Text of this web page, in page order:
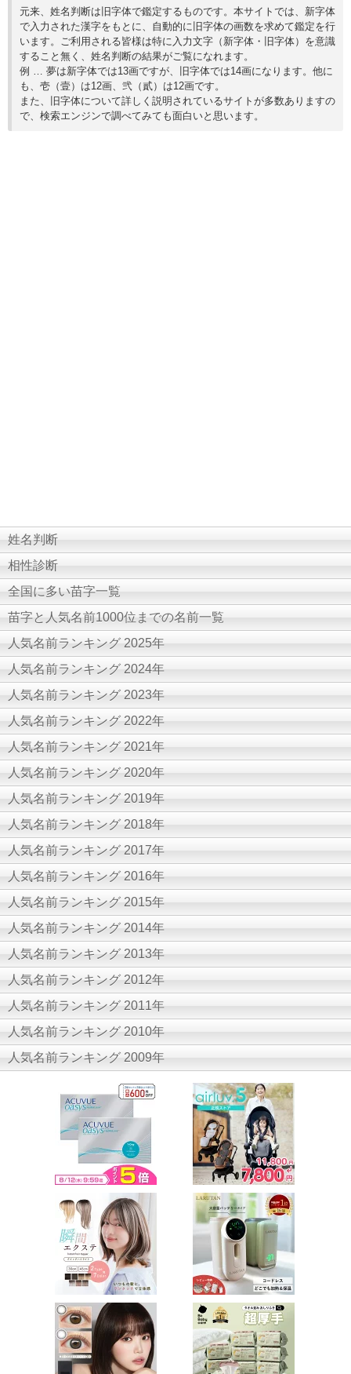
元来、姓名判断は旧字体で鑑定するものです。本サイトでは、新字体
で入力された漢字をもとに、自動的に旧字体の画数を求めて鑑定を行
います。ご利用される皆様は特に入力文字（新字体・旧字体）を意識
すること無く、姓名判断の結果がご覧になれます。
例 … 夢は新字体では13画ですが、旧字体では14画になります。他に
も、壱（壹）は12画、弐（貳）は12画です。
また、旧字体について詳しく説明されているサイトが多数ありますの
で、検索エンジンで調べてみても面白いと思います。
姓名判断
相性診断
全国に多い苗字一覧
苗字と人気名前1000位までの名前一覧
人気名前ランキング 2025年
人気名前ランキング 2024年
人気名前ランキング 2023年
人気名前ランキング 2022年
人気名前ランキング 2021年
人気名前ランキング 2020年
人気名前ランキング 2019年
人気名前ランキング 2018年
人気名前ランキング 2017年
人気名前ランキング 2016年
人気名前ランキング 2015年
人気名前ランキング 2014年
人気名前ランキング 2013年
人気名前ランキング 2012年
人気名前ランキング 2011年
人気名前ランキング 2010年
人気名前ランキング 2009年